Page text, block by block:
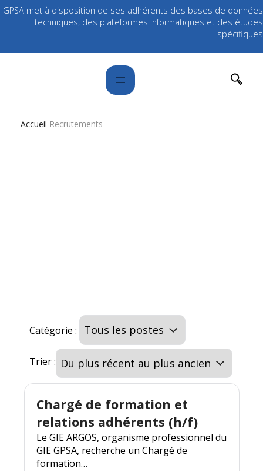
GPSA met à disposition de ses adhérents des bases de données
techniques, des plateformes informatiques et des études
spécifiques
Accueil Recrutements
Catégorie :
Trier :
Chargé de formation et
relations adhérents (h/f)
Le GIE ARGOS, organisme professionnel du
GIE GPSA, recherche un Chargé de
formation…